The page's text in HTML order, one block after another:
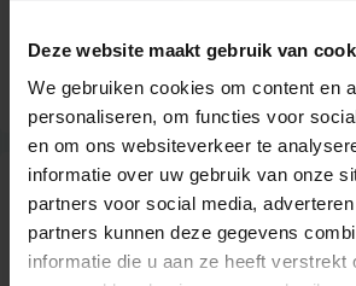
Deze website maakt gebruik van
We gebruiken cookies om content en
personaliseren, om functies voor
en om ons websiteverkeer te
informatie over uw gebruik van onze
partners voor social media,
partners kunnen deze gegevens
informatie die u aan ze heeft verstrekt
Start module 2
Module 3 - Hoe help je
verder